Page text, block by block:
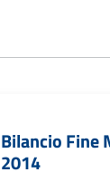
Bilancio Fine
2014